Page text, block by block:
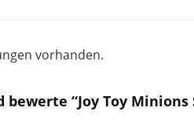
vorhanden.
“Joy Toy Minions